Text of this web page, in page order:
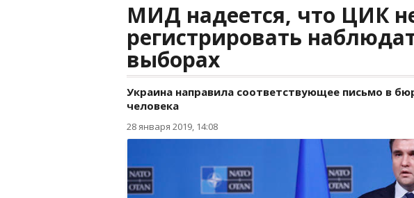
МИД надеется, что ЦИК
регистрировать
выборах
Украина направила соответствующее письмо в
человека
28 января 2019, 14:08